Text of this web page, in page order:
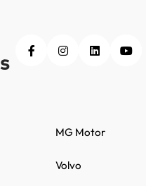
MG Motor
Volvo